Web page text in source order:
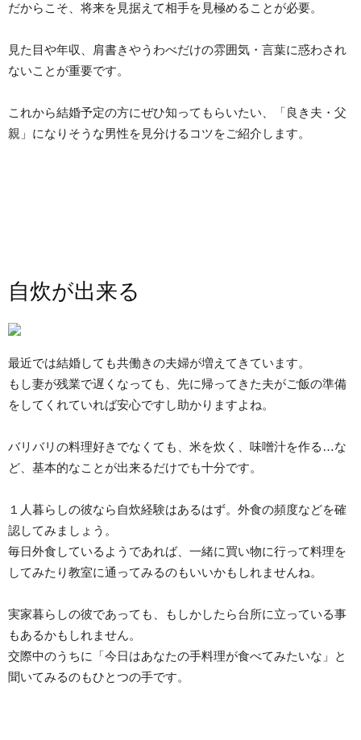
だからこそ、将来を見据えて相手を見極めることが必要。
見た目や年収、肩書きやうわべだけの雰囲気・言葉に惑わされ
ないことが重要です。
これから結婚予定の方にぜひ知ってもらいたい、「良き夫・父
親」になりそうな男性を見分けるコツをご紹介します。
自炊が出来る
最近では結婚しても共働きの夫婦が増えてきています。
もし妻が残業で遅くなっても、先に帰ってきた夫がご飯の準備
をしてくれていれば安心ですし助かりますよね。
バリバリの料理好きでなくても、米を炊く、味噌汁を作る…な
ど、基本的なことが出来るだけでも十分です。
１人暮らしの彼なら自炊経験はあるはず。外食の頻度などを確
認してみましょう。
毎日外食しているようであれば、一緒に買い物に行って料理を
してみたり教室に通ってみるのもいいかもしれませんね。
実家暮らしの彼であっても、もしかしたら台所に立っている事
もあるかもしれません。
交際中のうちに「今日はあなたの手料理が食べてみたいな」と
聞いてみるのもひとつの手です。